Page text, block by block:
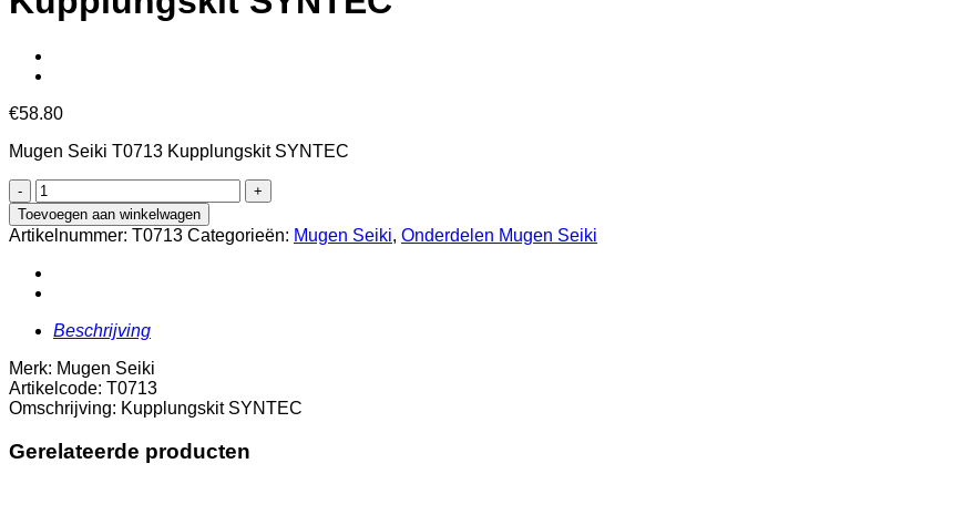
€58.80
Mugen Seiki T0713 Kupplungskit SYNTEC
Kupplungskit
SYNTEC
aantal
Toevoegen aan winkelwagen
Artikelnummer: T0713 Categorieën: Mugen Seiki, Onderdelen Mugen Seiki
Beschrijving
Merk: Mugen Seiki
Artikelcode: T0713
Omschrijving: Kupplungskit SYNTEC
Gerelateerde producten